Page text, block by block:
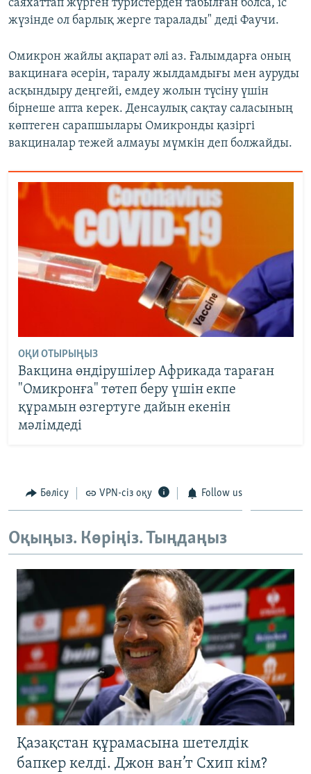
саяхаттап жүрген туристерден табылған болса, іс
жүзінде ол барлық жерге таралады" деді Фаучи.
Омикрон жайлы ақпарат әлі аз. Ғалымдарға оның
вакцинаға әсерін, таралу жылдамдығы мен ауруды
асқындыру деңгейі, емдеу жолын түсіну үшін
бірнеше апта керек. Денсаулық сақтау саласының
көптеген сарапшылары Омикронды қазіргі
вакциналар тежей алмауы мүмкін деп болжайды.
ОҚИ ОТЫРЫҢЫЗ
Вакцина өндірушілер Африкада тараған
"Омикронға" төтеп беру үшін екпе
құрамын өзгертуге дайын екенін
мәлімдеді
Бөлісу VPN-сіз оқу Follow us
Оқыңыз. Көріңіз. Тыңдаңыз
Қазақстан құрамасына шетелдік
бапкер келді. Джон ван’т Схип кім?